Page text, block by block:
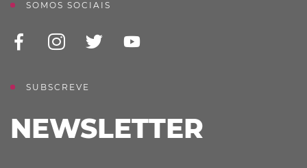
SOMOS SOCIAIS
SUBSCREVE
NEWSLETTER